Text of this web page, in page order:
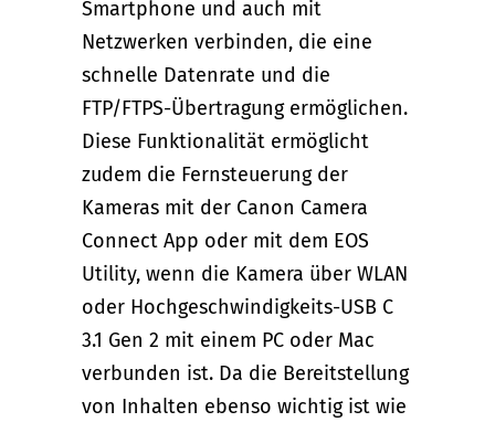
Smartphone und auch mit
Netzwerken verbinden, die eine
schnelle Datenrate und die
FTP/FTPS-Übertragung ermöglichen.
Diese Funktionalität ermöglicht
zudem die Fernsteuerung der
Kameras mit der Canon Camera
Connect App oder mit dem EOS
Utility, wenn die Kamera über WLAN
oder Hochgeschwindigkeits-USB C
3.1 Gen 2 mit einem PC oder Mac
verbunden ist. Da die Bereitstellung
von Inhalten ebenso wichtig ist wie